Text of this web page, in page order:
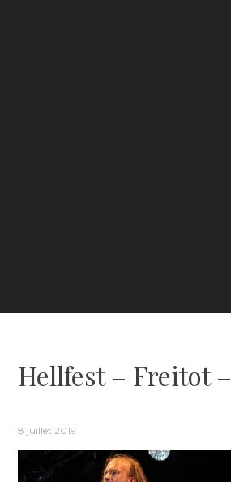
Hellfest – Freitot
8 juillet 2019